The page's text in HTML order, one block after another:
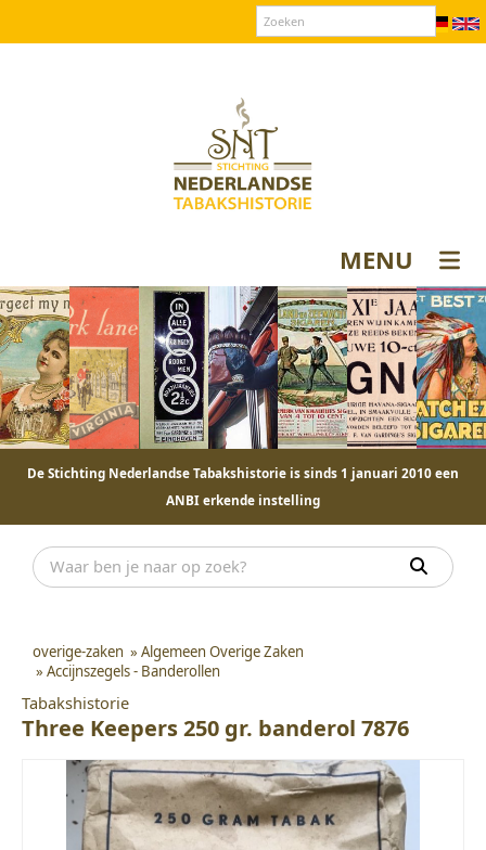
MENU
De Stichting Nederlandse Tabakshistorie is sinds 1 januari 2010 een
ANBI erkende instelling
overige-zaken » Algemeen Overige Zaken
» Accijnszegels - Banderollen
Tabakshistorie
Three Keepers 250 gr. banderol 7876